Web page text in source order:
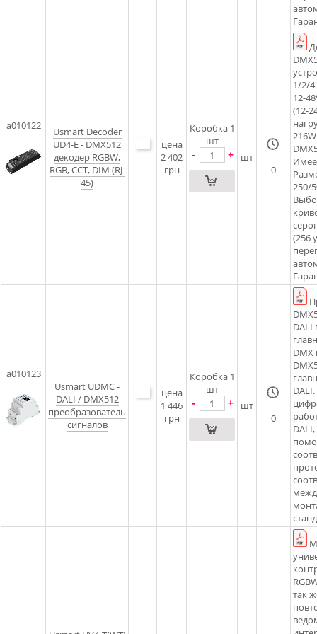
a010122
Usmart Decoder
UD4-E - DMX512
декодер RGBW,
RGB, ССT, DIM (RJ-
45)
цена
2 402
грн
Коробка 1
шт
- +
шт
0
1/2/
12-
(12-
250/
(256
a010123
Usmart UDMC -
DALI / DMX512
преобразователь
сигналов
цена
1 446
грн
Коробка 1
шт
- +
шт
0
DALI
DMX
так